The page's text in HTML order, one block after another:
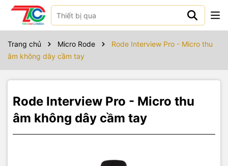
Trang chủ Micro Rode
Rode Interview Pro - Micro thu
âm không dây cầm tay
Rode Interview Pro - Micro thu
âm không dây cầm tay
Sản phẩm bao gồm
Bộ lọc âm thanh
Cáp sạc USB-C
Kẹp mic
Túi đựng RODE ZP2 Zip